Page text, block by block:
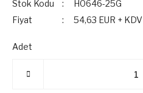
Stok Kodu
H0646-25G
Fiyat
54,63 EUR + KDV
Adet